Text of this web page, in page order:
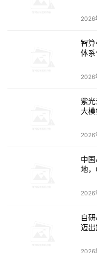
本文来源于DOIT传媒，
2026
智
体
2026
紫
大
2026
中
地
2026
自
迈
2026